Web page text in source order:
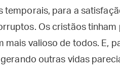
temporais, para a
Os cristãos tinham
mais valioso de todos. E,
outras vidas